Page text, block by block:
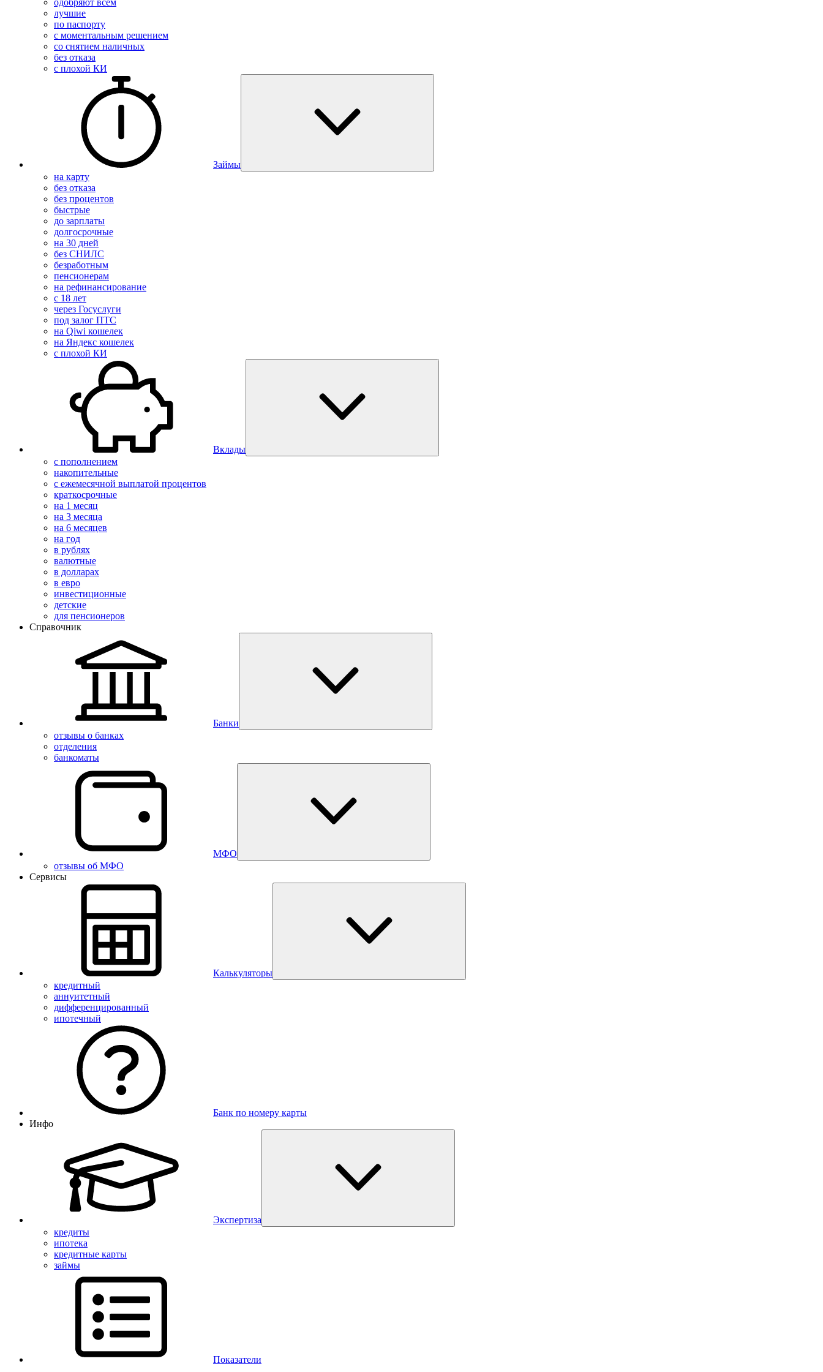
одобряют всем
лучшие
по паспорту
с моментальным решением
со снятием наличных
без отказа
с плохой КИ
Займы
на карту
без отказа
без процентов
быстрые
до зарплаты
долгосрочные
на 30 дней
без СНИЛС
безработным
пенсионерам
на рефинансирование
с 18 лет
через Госуслуги
под залог ПТС
на Qiwi кошелек
на Яндекс кошелек
с плохой КИ
Вклады
с пополнением
накопительные
с ежемесячной выплатой процентов
краткосрочные
на 1 месяц
на 3 месяца
на 6 месяцев
на год
в рублях
валютные
в долларах
в евро
инвестиционные
детские
для пенсионеров
Справочник
Банки
отзывы о банках
отделения
банкоматы
МФО
отзывы об МФО
Сервисы
Калькуляторы
кредитный
аннуитетный
дифференцированный
ипотечный
Банк по номеру карты
Инфо
Экспертиза
кредиты
ипотека
кредитные карты
займы
Показатели